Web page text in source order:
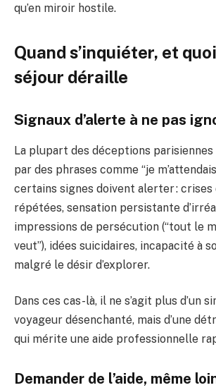
qu’en miroir hostile.
Quand s’inquiéter, et
séjour déraille
Signaux d’alerte à ne pas
La plupart des déceptions
par des phrases comme “je
certains signes doivent alerter : crises
répétées, sensation persistante
impressions de persécution (“tout le
veut”), idées suicidaires, incapacité à
malgré le désir d’explorer.
Dans ces cas-là, il ne s’agit plus d’un
voyageur désenchanté, mais d’une
qui mérite une aide professionnelle
Demander de l’aide, même